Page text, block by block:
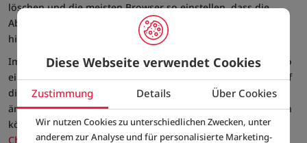
löschen und die meisten Browser so einstellen, dass die
Ablage von Cookies verhindert wird. Wie, erfahren Sie z.B.
hier:
Im Allgemeinen sind Web-Browser derzeit standardmäßig so
eingestellt, dass Cookies automatisch akzeptiert werden. Auf
diesen Seiten erfahren Sie, wie Sie diese Grundeinstellung
ändern und Cookies – auch von dieser Webseite – blockieren
können:
Chrome
Diese Webseite verwendet Cookies
Zustimmung Details Über Cookies
Wir nutzen Cookies zu unterschiedlichen Zwecken, unter
anderem zur Analyse und für personalisierte Marketing-